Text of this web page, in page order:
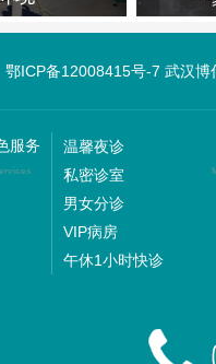
鄂ICP备12008415号-7 武汉博
服务
温馨夜诊
私密诊室
男女分诊
VIP病房
午休1小时快诊